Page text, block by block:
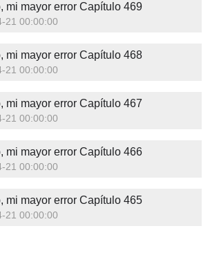
mi mayor errorCapítulo 469
21 00:00:00
mi mayor errorCapítulo 468
21 00:00:00
mi mayor errorCapítulo 467
21 00:00:00
mi mayor errorCapítulo 466
21 00:00:00
mi mayor errorCapítulo 465
21 00:00:00